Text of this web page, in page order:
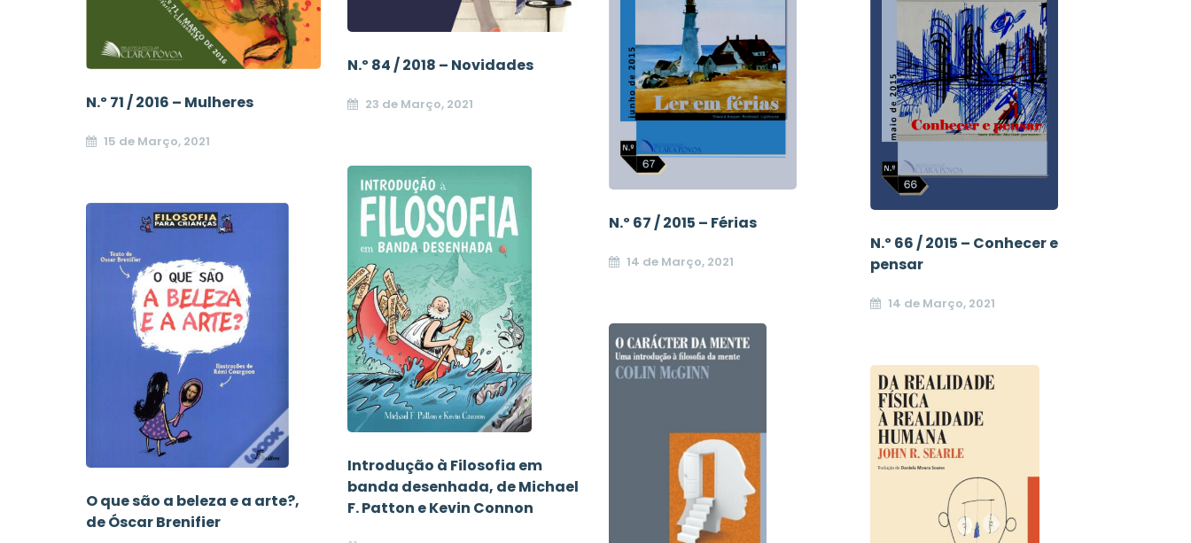
N.º 84 / 2018 – Novidades
23 de Março, 2021
N.º 71 / 2016 – Mulheres
15 de Março, 2021
N.º 67 / 2015 – Férias
14 de Março, 2021
N.º 66 / 2015 – Conhecer e
pensar
14 de Março, 2021
Introdução à Filosofia em
banda desenhada, de Michael
F. Patton e Kevin Connon
O que são a beleza e a arte?,
de Óscar Brenifier